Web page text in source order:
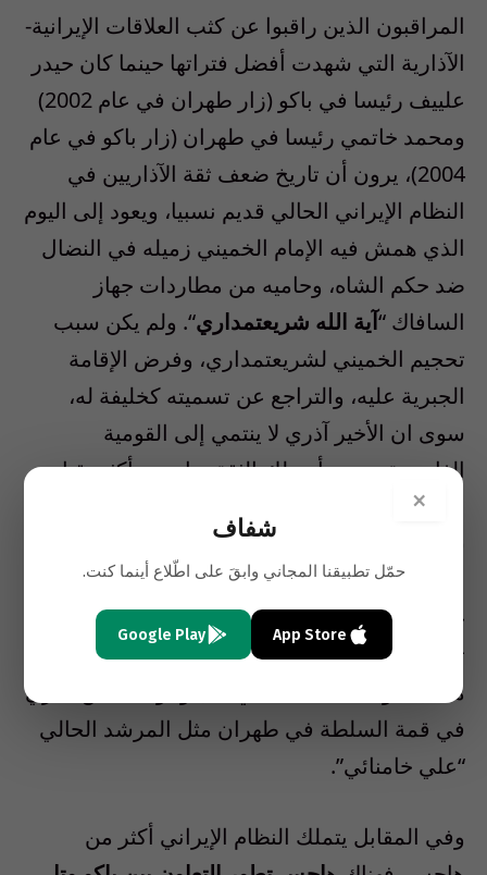
المراقبون الذين راقبوا عن كثب العلاقات الإيرانية-
الآذارية التي شهدت أفضل فتراتها حينما كان حيدر
علييف رئيسا في باكو (زار طهران في عام 2002)
ومحمد خاتمي رئيسا في طهران (زار باكو في عام
2004)، يرون أن تاريخ ضعف ثقة الآذاريين في
النظام الإيراني الحالي قديم نسبيا، ويعود إلى اليوم
الذي همش فيه الإمام الخميني زميله في النضال
ضد حكم الشاه، وحاميه من مطاردات جهاز
السافاك “آية الله شريعتمداري“. ولم يكن سبب
تحجيم الخميني لشريعتمداري، وفرض الإقامة
الجبرية عليه، والتراجع عن تسميته كخليفة له،
سوى ان الأخير آذري لا ينتمي إلى القومية
الفارسية. ويبدو أن تلك الثقة تراجعت أكثر بقيام
الخميني بالتخلص من كل رفاق ومؤيدي
شريعتمداري في حزب “شعب إيران المسلم”
بالإعدام شنقا في عام 1979، الأمر الذي تسبب في
حدوث صدامات واسعة، وعصيان مدني كبير في
تبريز ما بين عامي 1979 و 1980. ولم يكن هناك
مجال لعودة الثقة حتى في ظل وجود شخص آذاري
في قمة السلطة في طهران مثل المرشد الحالي
“علي خامنائي”.
وفي المقابل يتملك النظام الإيراني أكثر من
×
شفاف
حمّل تطبيقنا المجاني وابقَ على اطّلاع أينما كنت.
App Store
Google Play